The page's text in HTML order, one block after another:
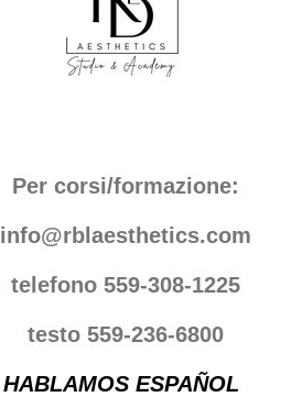
Per corsi/formazione:
info@rblaesthetics.com
telefono 559-308-1225
testo 559-236-6800
HABLAMOS ESPAÑOL